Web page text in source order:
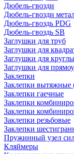
Дюбель-гвозди
Дюбель-гвозди
Дюбель-гвоздь PDG
Дюбель-гвоздь SB
Заглушки для труб
Заглушки для
Заглушки для
Заглушки для
Заклепки
Заклепки вытяжные
Заклепки гаечные
Заклепки
Заклепки
Заклепки резьбовые
Заклепки
Пружинный узел
Кляймеры